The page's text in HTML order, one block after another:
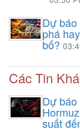
Dự báo
phá
bố?
Các Tin
Dự báo
suất